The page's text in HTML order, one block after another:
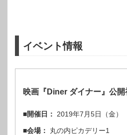
イベント情報
映画『Diner ダイナー』公
■開催日： 2019年7月5日（金）
■会場： 丸の内ピカデリー1